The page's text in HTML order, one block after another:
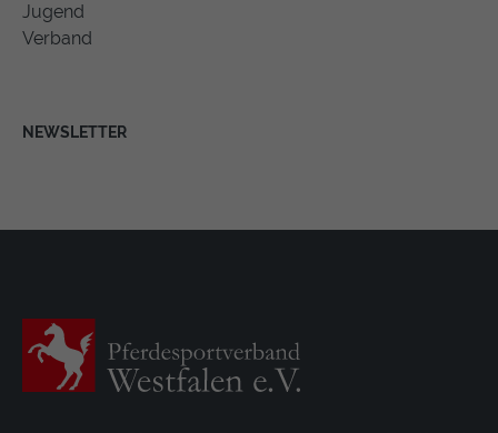
Jugend
Verband
NEWSLETTER